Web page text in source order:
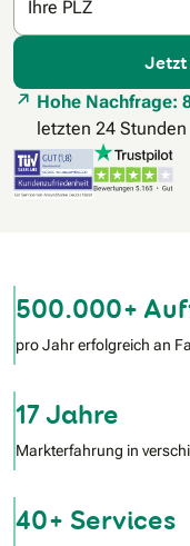
Ihre PLZ
Jetzt
Hohe Nachfrage:
letzten 24 Stunden
500.000+
pro Jahr erfolgreich an
17 Jahre
Markterfahrung in
40+ Services